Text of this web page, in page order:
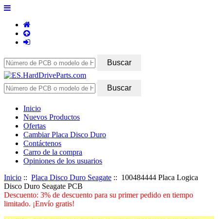
Inicio
Nuevos Productos
Ofertas
Cambiar Placa Disco Duro
Contáctenos
Carro de la compra
Opiniones de los usuarios
Inicio :: Placa Disco Duro Seagate :: 100484444 Placa Logica
Disco Duro Seagate PCB
Descuento: 3% de descuento para su primer pedido en tiempo
limitado. ¡Envío gratis!